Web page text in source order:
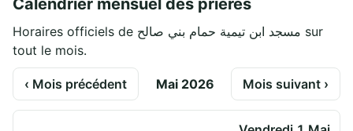
Calendrier mensuel des prières
Horaires officiels de مسجد ابن تيمية حمام بني صالح sur
tout le mois.
‹ Mois précédent Mai 2026 Mois suivant ›